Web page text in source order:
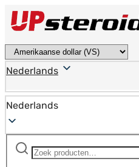
Nederlands
Nederlands
Zoeken